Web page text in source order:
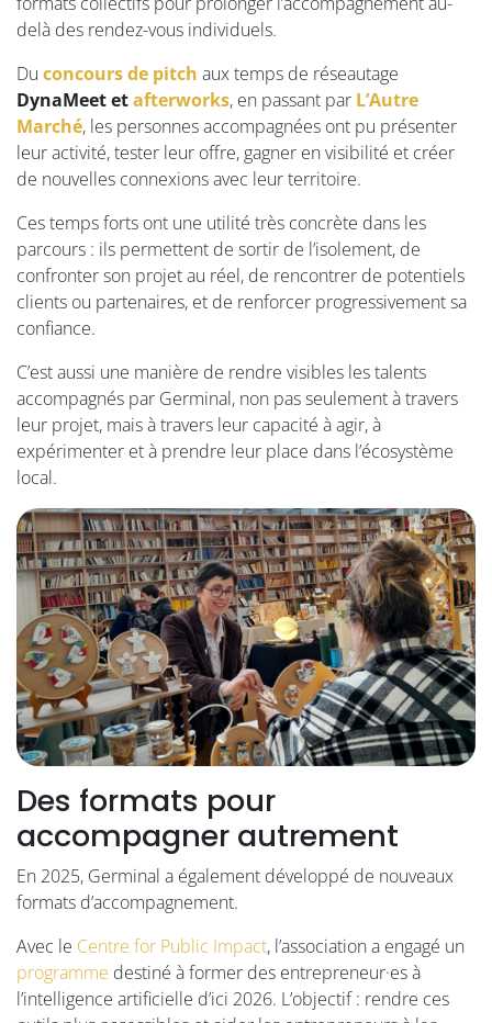
delà des rendez-vous individuels.
Du concours de pitch aux temps de réseautage
DynaMeet etafterworks, en passant par L’Autre
Marché, les personnes accompagnées ont pu présenter
leur activité, tester leur offre, gagner en visibilité et créer
de nouvelles connexions avec leur territoire.
Ces temps forts ont une utilité très concrète dans les
parcours : ils permettent de sortir de l’isolement, de
confronter son projet au réel, de rencontrer de potentiels
clients ou partenaires, et de renforcer progressivement sa
confiance.
C’est aussi une manière de rendre visibles les talents
accompagnés par Germinal, non pas seulement à travers
leur projet, mais à travers leur capacité à agir, à
expérimenter et à prendre leur place dans l’écosystème
local.
Des formats pour
accompagner autrement
En 2025, Germinal a également développé de nouveaux
formats d’accompagnement.
Avec le Centre for Public Impact, l’association a engagé un
programme destiné à former des entrepreneur·es à
l’intelligence artificielle d’ici 2026. L’objectif : rendre ces